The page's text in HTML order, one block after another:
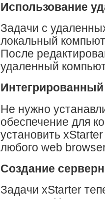
Использование
Задачи с
локальный
После
удаленный
Не нужно
обеспечение для
установить
любого web
Создание
Задачи xStarter